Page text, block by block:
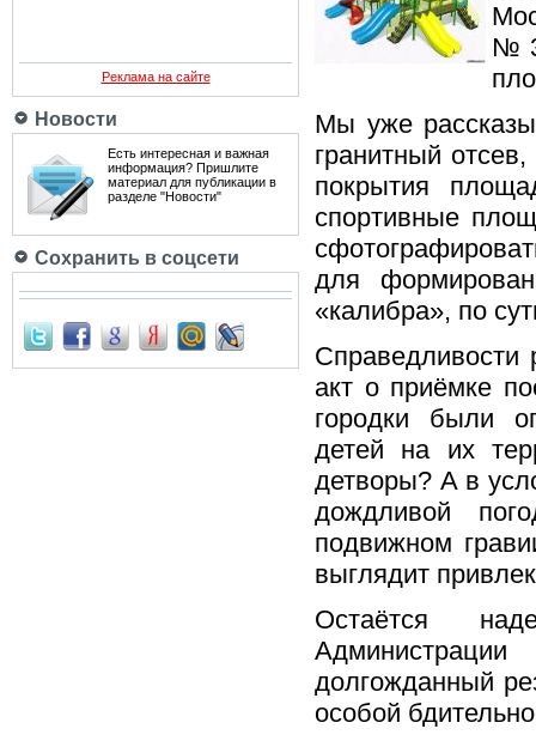
Реклама на сайте
Новости
Есть интересная и важная
информация? Пришлите
материал для публикации в
разделе "Новости"
Сохранить в соцсети
№
Мы уже
гранитный
покрытия
спортивные
для
«калибра», по
Справедливости
акт о приёмке
городки были
детей на их
детворы? А в
дождливой
подвижном
выглядит
Остаётся
долгожданный
особой